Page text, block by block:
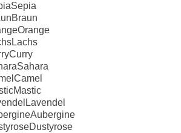
Sepia
Braun
Orange
Lachs
Curry
Sahara
Camel
Mastic
Lavendel
Aubergine
Dustyrose